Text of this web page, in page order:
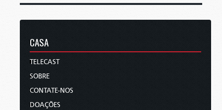
CASA
TELECAST
SOBRE
CONTATE-NOS
DOAÇÕES